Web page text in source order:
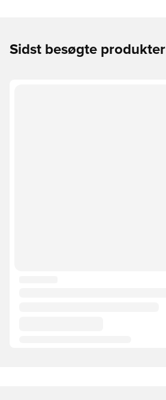
Sidst besøgte produkter